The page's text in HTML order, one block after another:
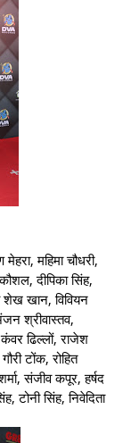
महिमा चौधरी,
दीपिका सिंह,
शेख खान, विवियन
श्रीवास्तव,
ढिल्लों, राजेश
टोंक, रोहित
संजीव कपूर, हर्षद
टोनी सिंह, निवेदिता